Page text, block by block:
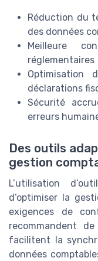
Réduction du
des données
Meilleure
réglementaires
Optimisation
déclarations
Sécurité
erreurs
Des outils
gestion
L’utilisation
d’optimiser la
exigences de
recommandent
facilitent la
données